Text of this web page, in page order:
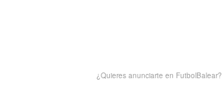
¿Quieres anunciarte en FutbolBalear?